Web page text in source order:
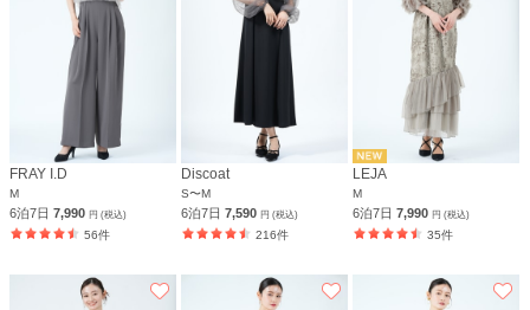
FRAY I.D
M
6泊7日 7,990 円 (税込)
56件
Discoat
S〜M
6泊7日7,590円 (税込)
216件
LEJA
M
6泊7日7,990円 (税込)
35件